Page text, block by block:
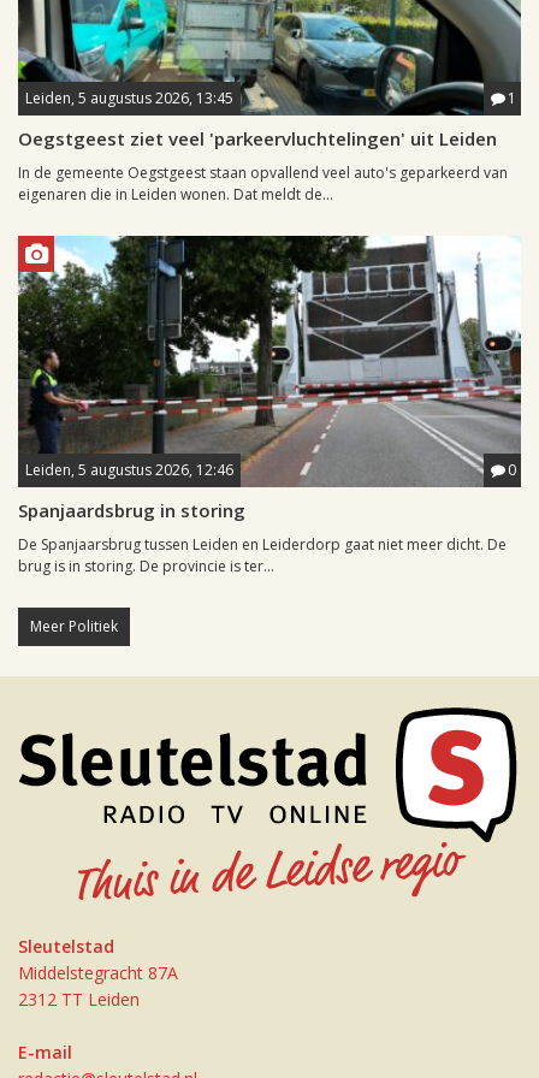
Leiden, 5 augustus 2026, 13:45 1
Oegstgeest ziet veel 'parkeervluchtelingen' uit Leiden
In de gemeente Oegstgeest staan opvallend veel auto's geparkeerd van
eigenaren die in Leiden wonen. Dat meldt de...
Leiden, 5 augustus 2026, 12:46 0
Spanjaardsbrug in storing
De Spanjaarsbrug tussen Leiden en Leiderdorp gaat niet meer dicht. De
brug is in storing. De provincie is ter...
Meer Politiek
Sleutelstad
Middelstegracht 87A
2312 TT Leiden
E-mail